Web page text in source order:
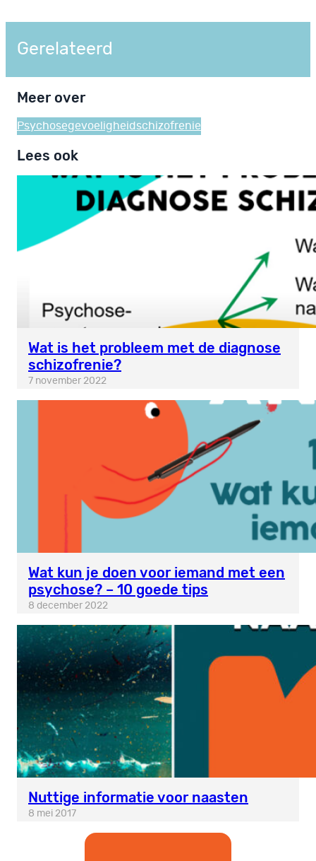
Gerelateerd
Meer over
Psychosegevoeligheid schizofrenie
Lees ook
Wat is het probleem met de diagnose
schizofrenie?
7 november 2022
Wat kun je doen voor iemand met een
psychose? – 10 goede tips
8 december 2022
Nuttige informatie voor naasten
8 mei 2017